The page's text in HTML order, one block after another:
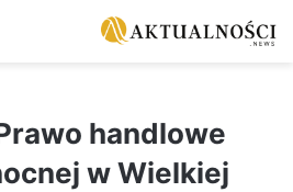
handlowe
w Wielkiej